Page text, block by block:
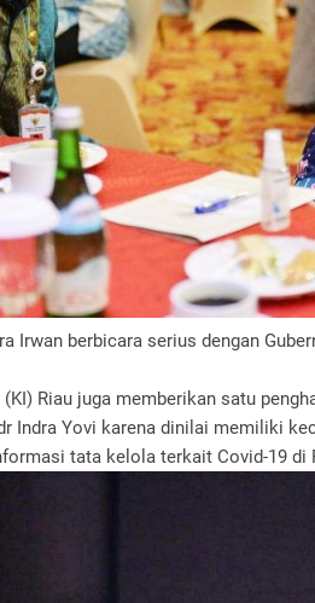
Irwan berbicara serius dengan
Riau juga memberikan satu
Indra Yovi karena dinilai memiliki
tata kelola terkait Covid-19 di